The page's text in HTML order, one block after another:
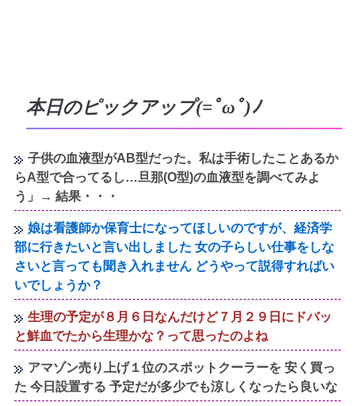
本日のピックアップ(=ﾟωﾟ)ﾉ
子供の血液型がAB型だった。私は手術したことあるか
らA型で合ってるし…旦那(O型)の血液型を調べてみよ
う」→ 結果・・・
娘は看護師か保育士になってほしいのですが、経済学
部に行きたいと言い出しました 女の子らしい仕事をしな
さいと言っても聞き入れません どうやって説得すればい
いでしょうか？
生理の予定が８月６日なんだけど７月２９日にドバッ
と鮮血でたから生理かな？って思ったのよね
アマゾン売り上げ１位のスポットクーラーを 安く買っ
た 今日設置する 予定だが多少でも涼しくなったら良いな